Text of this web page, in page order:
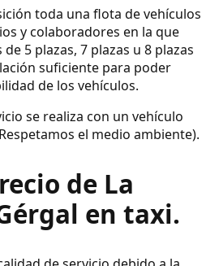
toda una flota de vehículos
y colaboradores en la que
5 plazas, 7 plazas u 8 plazas
suficiente para poder
de los vehículos.
se realiza con un vehículo
el medio ambiente).
de La
en taxi.